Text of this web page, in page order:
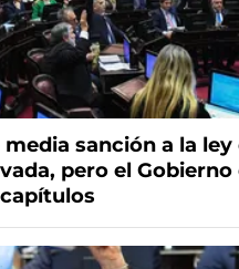
media sanción a la ley
pero el Gobierno